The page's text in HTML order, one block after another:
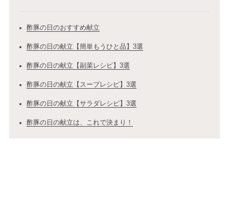
酢豚の日のおすすめ献立
酢豚の日の献立【簡単もうひと品】3選
酢豚の日の献立【副菜レシピ】3選
酢豚の日の献立【スープレシピ】3選
酢豚の日の献立【サラダレシピ】3選
酢豚の日の献立は、これで決まり！